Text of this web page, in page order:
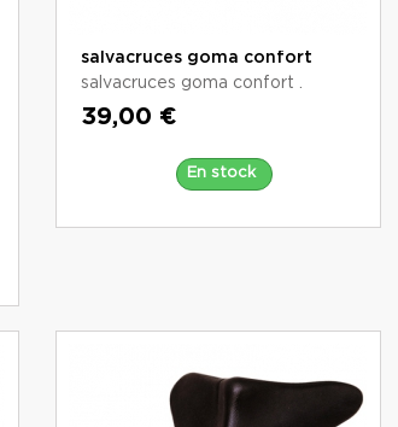
salvacruces goma confort
salvacruces goma confort .
39,00 €
En stock